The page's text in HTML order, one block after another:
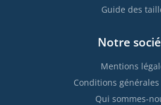
Guide des
Notre
Mentions
Conditions
Qui sommes-